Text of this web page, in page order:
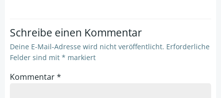
Schreibe einen Kommentar
Deine E-Mail-Adresse wird nicht veröffentlicht. Erforderliche
Felder sind mit * markiert
Kommentar*